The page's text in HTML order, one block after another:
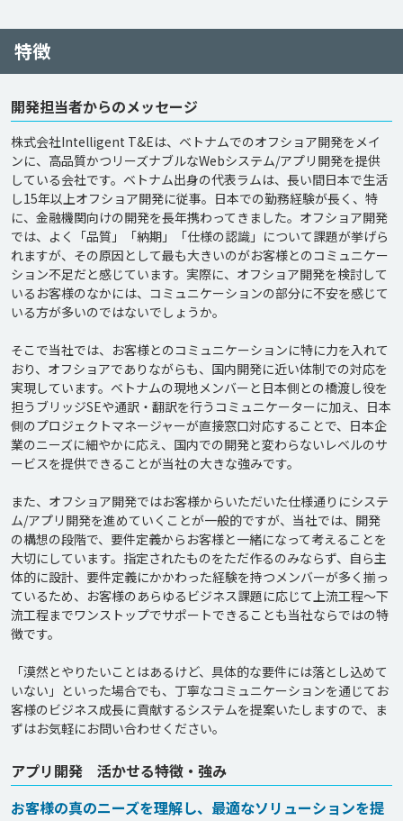
特徴
開発担当者からのメッセージ
株式会社Intelligent T&Eは、ベトナムでのオフショア開発をメイ
ンに、高品質かつリーズナブルなWebシステム/アプリ開発を提供
している会社です。ベトナム出身の代表ラムは、長い間日本で生活
し15年以上オフショア開発に従事。日本での勤務経験が長く、特
に、金融機関向けの開発を長年携わってきました。オフショア開発
では、よく「品質」「納期」「仕様の認識」について課題が挙げら
れますが、その原因として最も大きいのがお客様とのコミュニケー
ション不足だと感じています。実際に、オフショア開発を検討して
いるお客様のなかには、コミュニケーションの部分に不安を感じて
いる方が多いのではないでしょうか。
そこで当社では、お客様とのコミュニケーションに特に力を入れて
おり、オフショアでありながらも、国内開発に近い体制での対応を
実現しています。ベトナムの現地メンバーと日本側との橋渡し役を
担うブリッジSEや通訳・翻訳を行うコミュニケーターに加え、日本
側のプロジェクトマネージャーが直接窓口対応することで、日本企
業のニーズに細やかに応え、国内での開発と変わらないレベルのサ
ービスを提供できることが当社の大きな強みです。
また、オフショア開発ではお客様からいただいた仕様通りにシステ
ム/アプリ開発を進めていくことが一般的ですが、当社では、開発
の構想の段階で、要件定義からお客様と一緒になって考えることを
大切にしています。指定されたものをただ作るのみならず、自ら主
体的に設計、要件定義にかかわった経験を持つメンバーが多く揃っ
ているため、お客様のあらゆるビジネス課題に応じて上流工程～下
流工程までワンストップでサポートできることも当社ならではの特
徴です。
「漠然とやりたいことはあるけど、具体的な要件には落とし込めて
いない」といった場合でも、丁寧なコミュニケーションを通じてお
客様のビジネス成長に貢献するシステムを提案いたしますので、ま
アプリ開発 活かせる特徴・強み
お客様の真のニーズを理解し、最適なソリューションを提